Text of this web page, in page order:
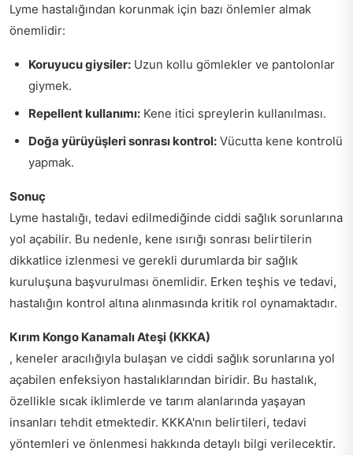
Lyme hastalığından korunmak için bazı önlemler almak
önemlidir:
Koruyucu giysiler: Uzun kollu gömlekler ve pantolonlar
giymek.
Repellent kullanımı: Kene itici spreylerin kullanılması.
Doğa yürüyüşleri sonrası kontrol: Vücutta kene kontrolü
yapmak.
Sonuç
Lyme hastalığı, tedavi edilmediğinde ciddi sağlık sorunlarına
yol açabilir. Bu nedenle, kene ısırığı sonrası belirtilerin
dikkatlice izlenmesi ve gerekli durumlarda bir sağlık
kuruluşuna başvurulması önemlidir. Erken teşhis ve tedavi,
hastalığın kontrol altına alınmasında kritik rol oynamaktadır.
Kırım Kongo Kanamalı Ateşi (KKKA)
, keneler aracılığıyla bulaşan ve ciddi sağlık sorunlarına yol
açabilen enfeksiyon hastalıklarından biridir. Bu hastalık,
özellikle sıcak iklimlerde ve tarım alanlarında yaşayan
insanları tehdit etmektedir. KKKA'nın belirtileri, tedavi
yöntemleri ve önlenmesi hakkında detaylı bilgi verilecektir.